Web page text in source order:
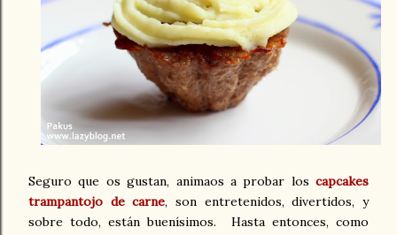
Seguro que os gustan, animaos a probar los capcakes
trampantojo de carne, son entretenidos, divertidos, y
sobre todo, están buenísimos. Hasta entonces, como